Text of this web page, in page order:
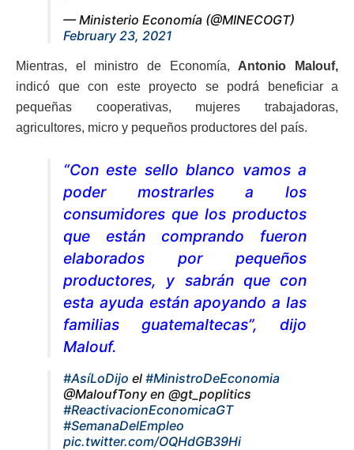
— Ministerio Economía (@MINECOGT)
February 23, 2021
Mientras, el ministro de Economía, Antonio Malouf,
indicó que con este proyecto se podrá beneficiar a
pequeñas cooperativas, mujeres trabajadoras,
agricultores, micro y pequeños productores del país.
“Con este sello blanco vamos a
poder mostrarles a los
consumidores que los productos
que están comprando fueron
elaborados por pequeños
productores, y sabrán que con
esta ayuda están apoyando a las
familias guatemaltecas”, dijo
Malouf.
#AsíLoDijo el #MinistroDeEconomia
@MaloufTony en @gt_poplitics
#ReactivacionEconomicaGT
#SemanaDelEmpleo
pic.twitter.com/OQHdGB39Hi